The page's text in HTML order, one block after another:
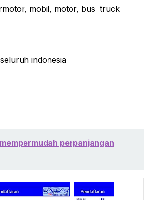
mobil, motor, bus, truck
indonesia
perpanjangan